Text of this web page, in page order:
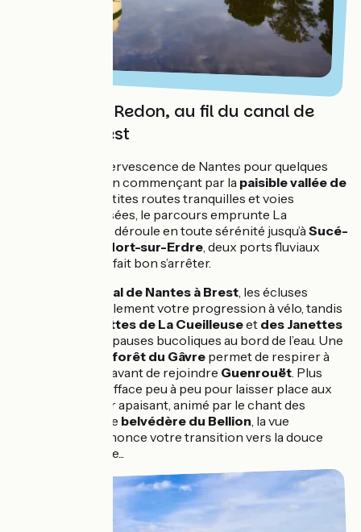
De Nantes à Redon, au fil du canal de
Nantes à Brest
Vous quittez l’effervescence de Nantes pour quelques
jours d’évasion, en commençant par la paisible vallée de
. Entre petites routes tranquilles et voies
cyclables sécurisées, le parcours emprunte La
Vélodyssée et se déroule en toute sérénité jusqu’àSucé-
Nort-sur-Erdre, deux ports fluviaux
accueillants où il fait bon s’arrêter.
canal de Nantes à Brest, les écluses
rythment agréablement votre progression à vélo, tandis
guinguettes de La Cueilleuseet des Janettes
offrent de belles pauses bucoliques au bord de l’eau. Une
forêt du Gâvre permet de respirer à
pleins poumons avant de rejoindre Guenrouët. Plus
loin, le bocage s’efface peu à peu pour laisser place aux
: un décor apaisant, animé par le chant des
oiseaux. Depuis le belvédère du Bellion, la vue
panoramique annonce votre transition vers la douce
vallée de la Vilaine...